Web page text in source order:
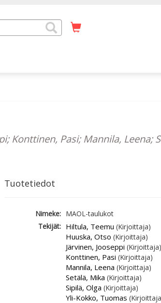
Konttinen, Pasi; Mannila, Leena;
Tuotetiedot
Nimeke: MAOL-taulukot
Tekijät: Hiltula, Teemu (Kirjoittaja)
Huuska, Otso (Kirjoittaja)
Järvinen, Jooseppi (Kirjoittaja)
Konttinen, Pasi (Kirjoittaja)
Mannila, Leena (Kirjoittaja)
Setälä, Mika (Kirjoittaja)
Sipilä, Olga (Kirjoittaja)
Yli-Kokko, Tuomas